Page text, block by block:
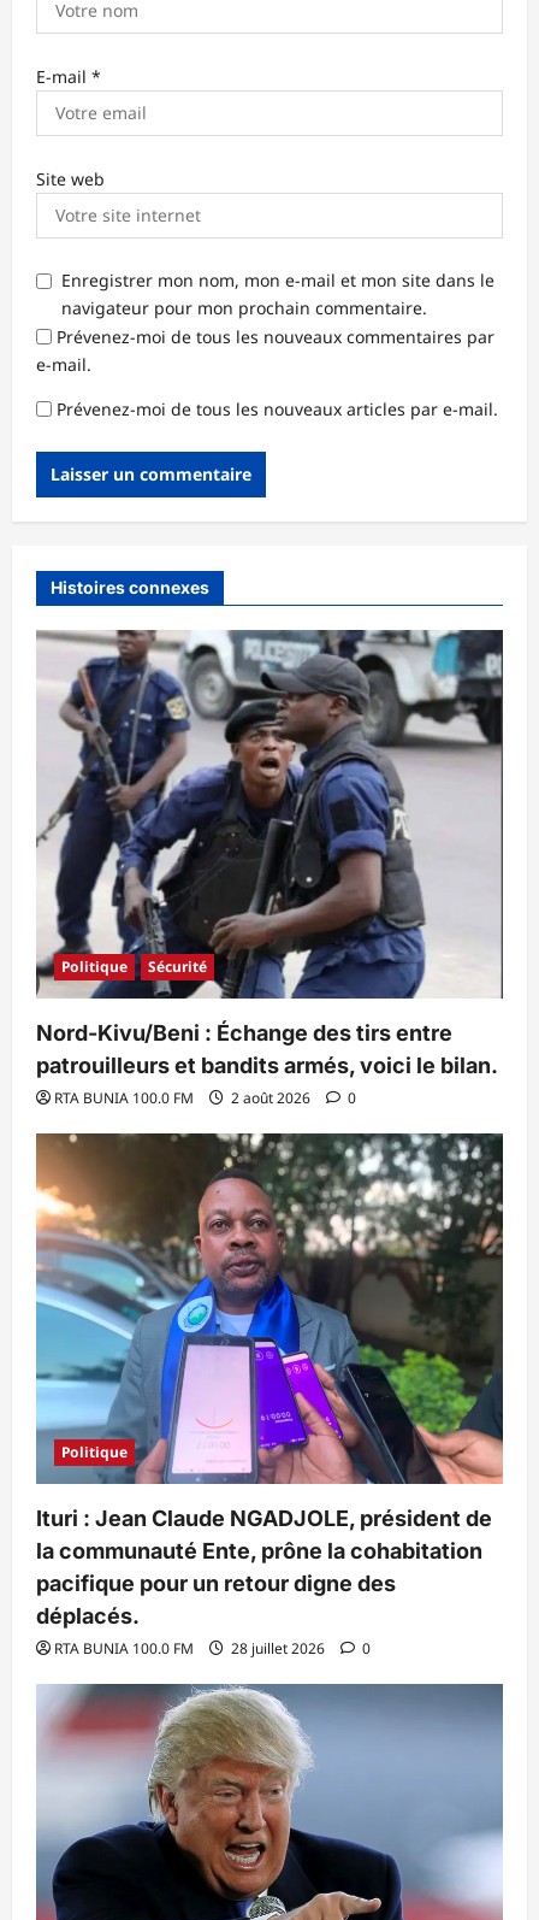
E-mail *
Site web
Enregistrer mon nom, mon e-mail et mon site dans le
navigateur pour mon prochain commentaire.
Prévenez-moi de tous les nouveaux commentaires par
e-mail.
Prévenez-moi de tous les nouveaux articles par e-mail.
Histoires connexes
Politique Sécurité
Nord-Kivu/Beni : Échange des tirs entre
patrouilleurs et bandits armés, voici le bilan.
RTA BUNIA 100.0 FM 2 août 2026 0
Politique
Ituri : Jean Claude NGADJOLE, président de
la communauté Ente, prône la cohabitation
pacifique pour un retour digne des
déplacés.
RTA BUNIA 100.0 FM 28 juillet 2026 0